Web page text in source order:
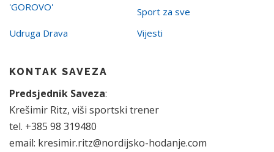
'GOROVO'
Sport za sve
Udruga Drava
Vijesti
KONTAK SAVEZA
Predsjednik Saveza:
Krešimir Ritz, viši sportski trener
tel. +385 98 319480
email: kresimir.ritz@nordijsko-hodanje.com